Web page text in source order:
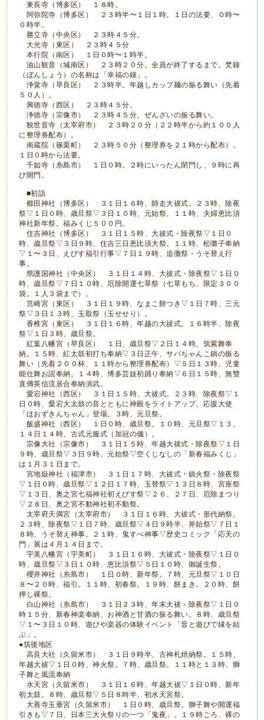
東長寺（博多区） １８時。
阿弥陀寺（博多区） ２３時半〜１日１時。１日の法要、０時〜
０時半。
勝立寺（中央区） ２３時４５分。
大光寺（東区） ２３時４５分
本行院（南区） １日０時〜１時半。
油山観音（城南区） ２３時２０分。全員が終了するまで。梵鐘
（ぼんしょう）の名称は「幸福の鐘」。
浄覚寺（早良区） ２３時半。年越しカップ麺の振る舞い（先着
５０人）。
興徳寺（西区） ２３時４５分。
浄徳寺（宗像市） ２３時４５分。ぜんざいの振る舞い。
観世音寺（太宰府市） ２３時２０分（２２時半から約１００人
に整理券配布）。
南蔵院（篠栗町） ２３時５０分（整理券を２１時から配布）。
１日０時から法要。
千如寺（糸島市） １日０時。２時にいったん閉門し、９時に再
び開門。
■初詣
櫛田神社（博多区） ３１日１６時、師走大祓式。２３時、除夜
祭▽１日０時、歳旦祭▽３日１０時、元始祭。１１時、夫婦恵比須
神社新年祭。福みくじ５００円。
住吉神社（博多区） ３１日１５時、大祓式・除夜祭▽１日０
時、歳旦祭▽３日９時、住吉三日恵比須大祭。１１時、松囃子奉納
▽１〜３日、えびす福引行事▽７日１９時、追儺祭・うそ替え行
事。
県護国神社（中央区） ３１日１４時、大祓式・除夜祭▽１日０
時、歳旦祭▽７日１０時、厄除開運七草祭（七草もち、限定３００
袋。１人３袋まで）。
筥崎宮（東区） ３１日１９時、なまこ餅つき▽１日７時、三元
祭▽３日１３時、玉取祭（玉せせり）。
香椎宮（東区） ３１日１６時、年越の大祓式。１６時半、除夜
祭▽１日３時、歳旦祭。
紅葉八幡宮（早良区） １日、歳旦祭▽２日１４時、筑紫舞奉
納。１５時、紅太鼓初打ち奉納▽３日正午、サバちゃんこ鍋の振る
舞い（先着２００杯、１１時から整理券配布）▽５日１３時、児童
能仕舞お謡奉納。１４時、博多芸妓初踊り奉納▽６日１５時、無雙
直傳英信流居合奉納演武。
愛宕神社（西区） ３１日１５時、大祓式。２３時、除夜祭▽１
日０時、愛宕大太鼓の音とともに神殿をライトアップ。応援大使
「ほおずきんちゃん」登場。３時、元旦祭。
飯盛神社（西区） １日０時、歳旦祭。１０時、元旦祭▽１３、
１４日１４時、古式元服式（加冠の儀）。
宗像大社（宗像市） ３１日１５時、年越大祓式・除夜祭▽１日
９時、歳旦祭▽３日９時、元始祭▽空くじなしの「新春福みくじ」
は１月３１日まで。
宮地嶽神社（福津市） ３１日１７時、大祓式・鎮火祭・除夜祭
▽１日０時、歳旦祭▽１２日１７時、玉替祭▽１３日８時、宮座祭
▽１３日、奥之宮七福神社初えびす祭▽２６、２７日、厄除まつり
▽２８日、奥之宮不動神社初不動祭。
太宰府天満宮（太宰府市） ３１日１６時、大祓式・形代納祭。
２３時、除夜祭▽１日７時、歳旦祭▽４日９時半、斧始祭▽７日１
８時、うそ替え神事。２１時、鬼すべ神事▽歴史コミック「応天の
門」展は４月１４日まで。
宇美八幡宮（宇美町） ３１日１６時、大祓式・除夜祭▽１日０
時、歳旦祭▽３日１０時、恵比須祭▽５日１０時、御誕生祭。
櫻井神社（糸島市） １日０時、新年祭。７時、元旦祭▽１０日
８〜２０時、福引。１１時、初春祭。１９時、餅まき。２０時、餅
押し裸祭。
白山神社（糸島市） ３１日２３時、年末大祓・除夜祭▽１日０
時１５分、新春神楽奉納、お神酒と甘酒の振る舞い。８時、歳旦祭
▽１〜３日１０時、遊びや楽器の体験イベント「音と遊びで縁を結
ぶ」。
●筑後地区
高良大社（久留米市） ３１日９時半、古神札焼納祭。１５時、
年越大祓▽１日０時、神火祭。７時、歳旦祭。１１時と１３時、獅
子舞と風流奉納
水天宮（久留米市） ３１日１６時、年越大祓▽１日０時、新年
初太鼓。８時、歳旦祭▽５日８時半、初水天宮祭。
大善寺玉垂宮（久留米市） １日０時、歳旦祭。獅子舞や開運福
引きも▽７日、日本三大火祭りの一つ「鬼夜」。１９時ごろ、裸の